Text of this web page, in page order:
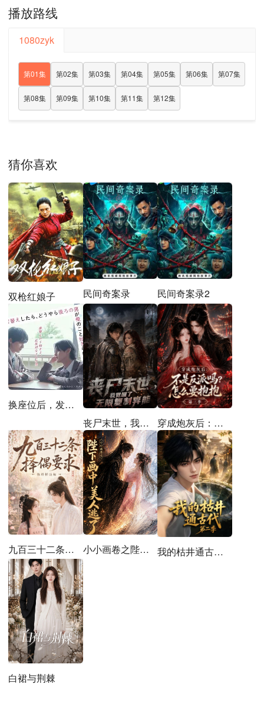
播放路线
1080zyk
第01集 第02集 第03集 第04集 第05集 第06集 第07集
第08集 第09集 第10集 第11集 第12集
猜你喜欢
双枪红娘子 民间奇案录 民间奇案录2
换座位后，发现身后的男生好像喜欢我
丧尸末世，我觉醒了无限复制异能
穿成炮灰后：不是反派吗？怎么要抱抱第三季
九百三十二条择偶要求，他样样达标 小小画卷之陛下画中美人逃了 我的枯井通古代第二季
白裙与荆棘